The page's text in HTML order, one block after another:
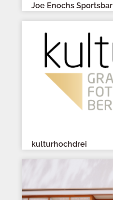
Joe Enochs Sportsbar
kulturhochdrei